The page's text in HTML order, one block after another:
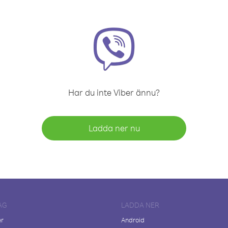
Har du inte Viber ännu?
Ladda ner nu
LADDA NER
Android